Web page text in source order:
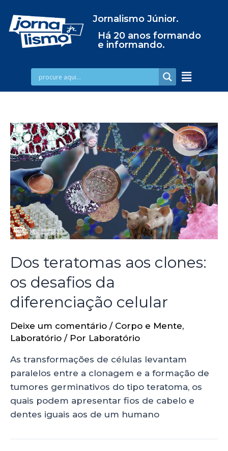
Jornalismo Júnior.
Há 20 anos formando
e informando.
Dos teratomas aos clones:
os desafios da
diferenciação celular
Deixe um comentário / Corpo e Mente,
Laboratório / Por Laboratório
As transformações de células levantam
paralelos entre a clonagem e a formação de
tumores germinativos do tipo teratoma, os
quais podem apresentar fios de cabelo e
dentes iguais aos de um humano